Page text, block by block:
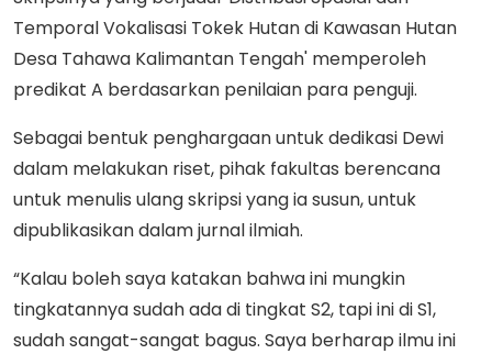
Temporal Vokalisasi Tokek Hutan di Kawasan Hutan
Desa Tahawa Kalimantan Tengah' memperoleh
predikat A berdasarkan penilaian para penguji.
Sebagai bentuk penghargaan untuk dedikasi Dewi
dalam melakukan riset, pihak fakultas berencana
untuk menulis ulang skripsi yang ia susun, untuk
dipublikasikan dalam jurnal ilmiah.
“Kalau boleh saya katakan bahwa ini mungkin
tingkatannya sudah ada di tingkat S2, tapi ini di S1,
sudah sangat-sangat bagus. Saya berharap ilmu ini